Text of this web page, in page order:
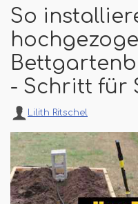
So
- Schritt für
Lilith Ritschel